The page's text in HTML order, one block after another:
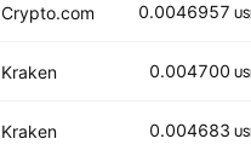
Crypto.com 0.0046957
Kraken 0.004700
Kraken 0.004683